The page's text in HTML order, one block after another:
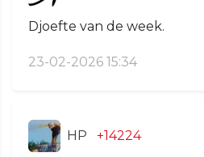
Djoefte van de week.
23-02-2026 15:34
HP +14224